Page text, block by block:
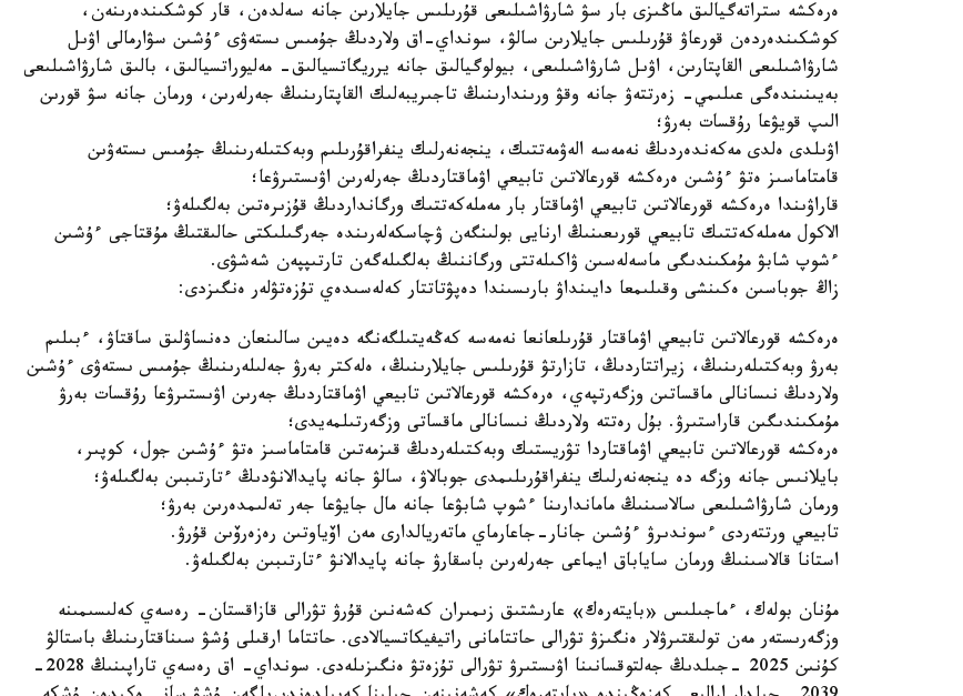
ەرەكشە ستراتەگيالىق ماڭىزى بار سۋ شارۋاشىلىعى قۇرىلىس جايلارىن جانە سەلدەن، قار كوشكىندەرىنەن،
كوشكىندەردەن قورعاۋ قۇرىلىس جايلارىن سالۋ، سونداي-اق ولاردىڭ جۇمىس ىستەۋى ءۇشىن سۋارمالى اۋىل
شارۋاشىلىعى القاپتارىن، اۋىل شارۋاشىلىعى، بيولوگيالىق جانە يرريگاتسيالىق- مەليوراتسيالىق، بالىق شارۋاشىلىعى
بەيىنىندەگى عىلىمي- زەرتتەۋ جانە وقۋ ورىندارىنىڭ تاجىريبەلىك القاپتارىنىڭ جەرلەرىن، ورمان جانە سۋ قورىن
الىپ قويۋعا رۇقسات بەرۋ؛
اۋىلدى ەلدى مەكەندەردىڭ نەمەسە الەۋمەتتىك، ينجەنەرلىك ينفراقۇرىلىم وبەكتىلەرىنىڭ جۇمىس ىستەۋىن
قامتاماسىز ەتۋ ءۇشىن ەرەكشە قورعالاتىن تابيعي اۋماقتاردىڭ جەرلەرىن اۋىستىرۋعا؛
قاراۋىندا ەرەكشە قورعالاتىن تابيعي اۋماقتار بار مەملەكەتتىك ورگانداردىڭ قۇزىرەتىن بەلگىلەۋ؛
الاكول مەملەكەتتىك تابيعي قورىعىنىڭ ارنايى بولىنگەن ۋچاسكەلەرىندە جەرگىلىكتى حالىقتىڭ مۇقتاجى ءۇشىن
ءشوپ شابۋ مۇمكىندىگى ماسەلەسىن ۋاكىلەتتى ورگاننىڭ بەلگىلەگەن تارتىپپەن شەشۋى.
زاڭ جوباسىن ەكىنشى وقىلىمعا دايىنداۋ بارىسىندا دەپۋتاتتار كەلەسىدەي تۇزەتۋلەر ەنگىزدى:
ەرەكشە قورعالاتىن تابيعي اۋماقتار قۇرىلعانعا نەمەسە كەڭەيتىلگەنگە دەيىن سالىنعان دەنساۋلىق ساقتاۋ، ءبىلىم
بەرۋ وبەكتىلەرىنىڭ، زيراتتاردىڭ، تازارتۋ قۇرىلىس جايلارىنىڭ، ەلەكتر بەرۋ جەلىلەرىنىڭ جۇمىس ىستەۋى ءۇشىن
ولاردىڭ نىسانالى ماقساتىن وزگەرتپەي، ەرەكشە قورعالاتىن تابيعي اۋماقتاردىڭ جەرىن اۋىستىرۋعا رۇقسات بەرۋ
مۇمكىندىگىن قاراستىرۋ. بۇل رەتتە ولاردىڭ نىسانالى ماقساتى وزگەرتىلمەيدى؛
ەرەكشە قورعالاتىن تابيعي اۋماقتاردا تۋريستىك وبەكتىلەردىڭ قىزمەتىن قامتاماسىز ەتۋ ءۇشىن جول، كوپىر،
بايلانىس جانە وزگە دە ينجەنەرلىك ينفراقۇرىلىمدى جوبالاۋ، سالۋ جانە پايدالانۋدىڭ ءتارتىبىن بەلگىلەۋ؛
ورمان شارۋاشىلىعى سالاسىنىڭ ماماندارىنا ءشوپ شابۋعا جانە مال جايۋعا جەر تەلىمدەرىن بەرۋ؛
تابيعي ورتتەردى ءسوندىرۋ ءۇشىن جانار-جاعارماي ماتەريالدارى مەن اۆياوتىن رەزەرۆىن قۇرۋ.
استانا قالاسىنىڭ ورمان ساياباق ايماعى جەرلەرىن باسقارۋ جانە پايدالانۋ ءتارتىبىن بەلگىلەۋ.
مۇنان بولەك، ءماجىلىس «بايتەرەك» عارىشتىق زىمىران كەشەنىن قۇرۋ تۋرالى قازاقستان- رەسەي كەلىسىمىنە
وزگەرىستەر مەن تولىقتىرۋلار ەنگىزۋ تۋرالى حاتتامانى راتيفيكاتسيالادى. حاتتاما ارقىلى ۇشۋ سىناقتارىنىڭ باستالۋ
كۇنىن 2025 -جىلدىڭ جەلتوقسانىنا اۋىستىرۋ تۋرالى تۇزەتۋ ەنگىزىلەدى. سونداي- اق رەسەي تاراپىنىڭ 2028-